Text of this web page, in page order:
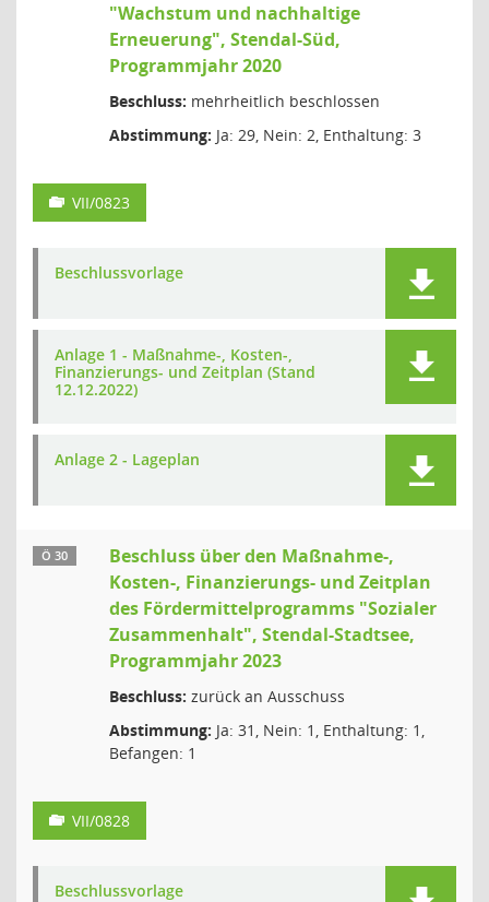
"Wachstum und nachhaltige
Erneuerung", Stendal-Süd,
Programmjahr 2020
Beschluss: mehrheitlich beschlossen
Abstimmung: Ja: 29, Nein: 2, Enthaltung: 3
VII/0823
Beschlussvorlage
Anlage 1 - Maßnahme-, Kosten-,
Finanzierungs- und Zeitplan (Stand
12.12.2022)
Anlage 2 - Lageplan
Ö 30
Beschluss über den Maßnahme-,
Kosten-, Finanzierungs- und Zeitplan
des Fördermittelprogramms "Sozialer
Zusammenhalt", Stendal-Stadtsee,
Programmjahr 2023
Beschluss: zurück an Ausschuss
Abstimmung: Ja: 31, Nein: 1, Enthaltung: 1,
Befangen: 1
VII/0828
Beschlussvorlage